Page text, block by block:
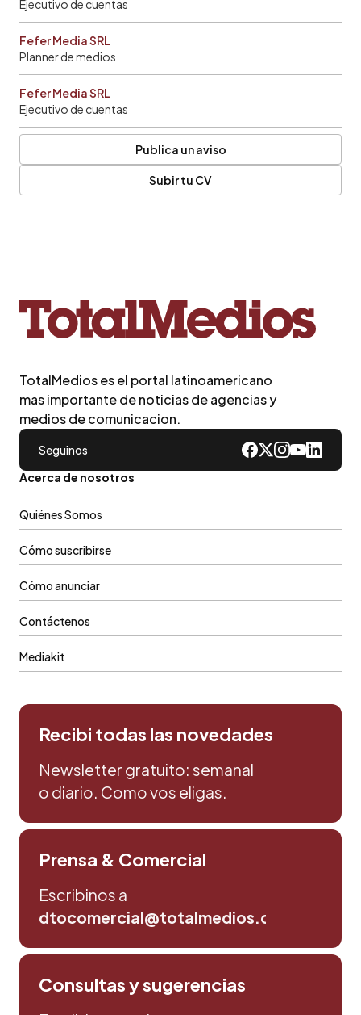
Ejecutivo de cuentas
Fefer Media SRL
Planner de medios
Fefer Media SRL
Ejecutivo de cuentas
Publica un aviso
Subir tu CV
TotalMedios es el portal latinoamericano
mas importante de noticias de agencias y
medios de comunicacion.
Seguinos
Acerca de nosotros
Quiénes Somos
Cómo suscribirse
Cómo anunciar
Contáctenos
Mediakit
Recibi todas las novedades
Newsletter gratuito: semanal
o diario. Como vos eligas.
Prensa & Comercial
Escribinos a
dtocomercial@totalmedios.com
Consultas y sugerencias